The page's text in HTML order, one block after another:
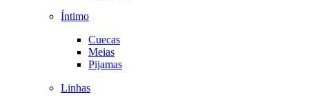
Íntimo
Cuecas
Meias
Pijamas
Linhas